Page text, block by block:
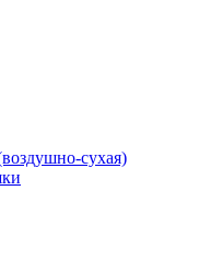
сухая)